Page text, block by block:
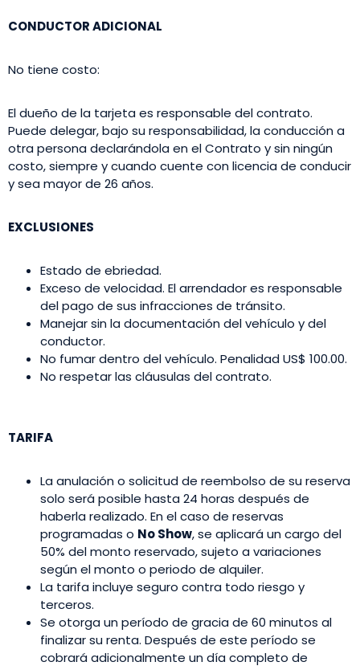
CONDUCTOR ADICIONAL
No tiene costo:
El dueño de la tarjeta es responsable del contrato.
Puede delegar, bajo su responsabilidad, la conducción a
otra persona declarándola en el Contrato y sin ningún
costo, siempre y cuando cuente con licencia de conducir
y sea mayor de 26 años.
EXCLUSIONES
Estado de ebriedad.
Exceso de velocidad. El arrendador es responsable
del pago de sus infracciones de tránsito.
Manejar sin la documentación del vehículo y del
conductor.
No fumar dentro del vehículo. Penalidad US$ 100.00.
No respetar las cláusulas del contrato.
TARIFA
La anulación o solicitud de reembolso de su reserva
solo será posible hasta 24 horas después de
haberla realizado. En el caso de reservas
programadas o No Show, se aplicará un cargo del
50% del monto reservado, sujeto a variaciones
según el monto o periodo de alquiler.
La tarifa incluye seguro contra todo riesgo y
terceros.
Se otorga un período de gracia de 60 minutos al
finalizar su renta. Después de este período se
cobrará adicionalmente un día completo de